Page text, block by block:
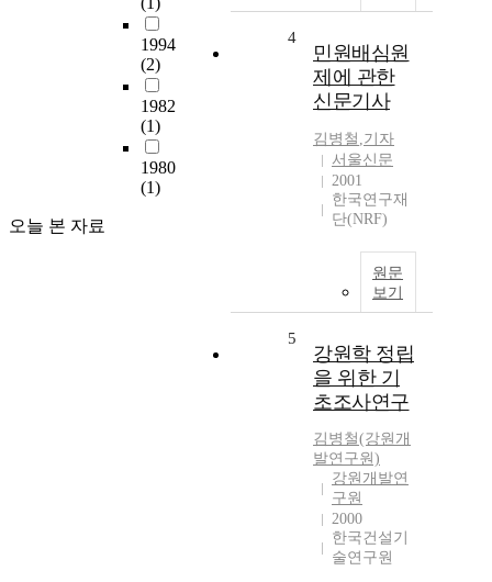
1994
(2)
1982
(1)
1980
(1)
오늘 본 자료
4
민원배심원
제에 관한
신문기사
김병철 ,기자
서울신문
2001
한국연구재
단(NRF)
원문
보기
5
강원학 정립
을 위한 기
초조사연구
김병철(강원개
발연구원)
강원개발연
구원
2000
한국건설기
술연구원